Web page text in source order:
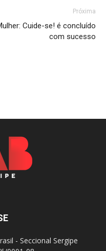
Próxima
Cuide-se! é concluído
com sucesso
- Seccional Sergipe